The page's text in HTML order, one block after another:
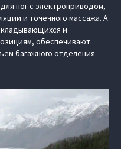
ног с электроприводом,
и точечного массажа. А
и
обеспечивают
багажного отделения